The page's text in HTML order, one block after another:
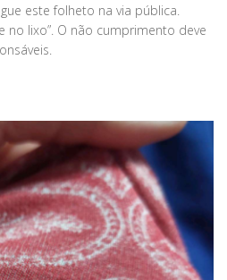
este folheto na via pública.
lixo”. O não cumprimento deve